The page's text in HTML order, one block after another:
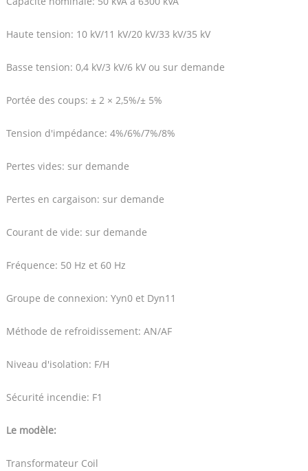
Haute tension: 10 kV/11 kV/20 kV/33 kV/35 kV
Basse tension: 0,4 kV/3 kV/6 kV ou sur demande
Portée des coups: ± 2 × 2,5%/± 5%
Tension d'impédance: 4%/6%/7%/8%
Pertes vides: sur demande
Pertes en cargaison: sur demande
Courant de vide: sur demande
Fréquence: 50 Hz et 60 Hz
Groupe de connexion: Yyn0 et Dyn11
Méthode de refroidissement: AN/AF
Niveau d'isolation: F/H
Sécurité incendie: F1
Le modèle:
Transformateur Coil